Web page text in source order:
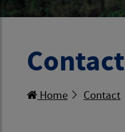
Contact
Home Contact